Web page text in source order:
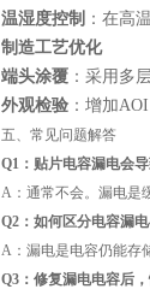
温湿度控制 ：在高
制造工艺优化
端头涂覆 ：采用多
外观检验 ：增加
五、常见问题解答
Q1：贴片电容漏电会
A：通常不会。漏电是
Q2：如何区分电容漏
A：漏电是电容仍能存
Q3：修复漏电电容后